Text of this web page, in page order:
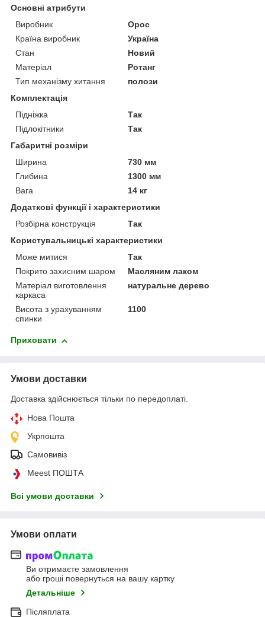
Основні атрибути
Виробник
Орос
Країна виробник
Україна
Стан
Новий
Матеріал
Ротанг
Тип механізму хитання
полози
Комплектація
Підніжка
Так
Підлокітники
Так
Габаритні розміри
Ширина
730 мм
Глибина
1300 мм
Вага
14 кг
Додаткові функції і характеристики
Розбірна конструкція
Так
Користувальницькі характеристики
Може митися
Так
Покрито захисним шаром
Масляним лаком
Матеріал виготовлення
каркаса
натуральне дерево
Висота з урахуванням
спинки
1100
Приховати
Умови доставки
Доставка здійснюється тільки по передоплаті.
Нова Пошта
Укрпошта
Самовивіз
Meest ПОШТА
Всі умови доставки
Умови оплати
Ви отримаєте замовлення
або гроші повернуться на вашу картку
Детальніше
Післяплата